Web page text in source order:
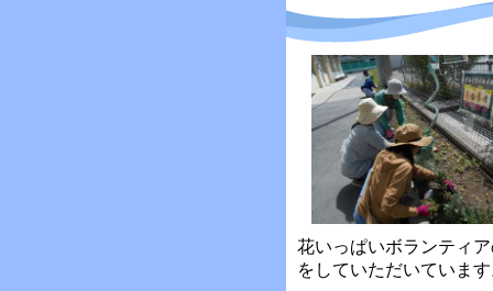
花いっぱいボランティ
をしていただいていま